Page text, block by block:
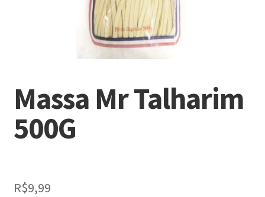
Massa Mr Talharim
500G
R$9,99